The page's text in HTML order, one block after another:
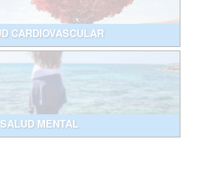
CARDIOVASCULAR
SALUD MENTAL